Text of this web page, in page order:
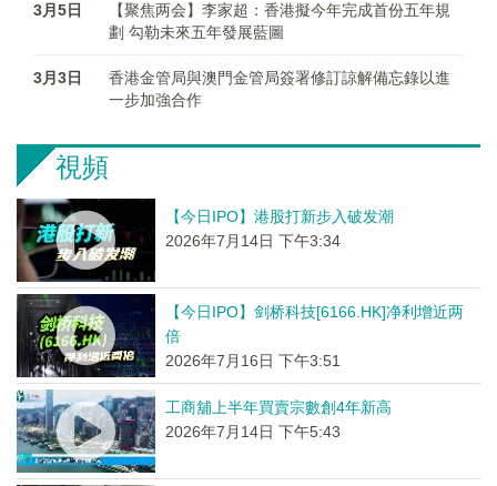
3月5日
【聚焦两会】李家超：香港擬今年完成首份五年規
劃 勾勒未來五年發展藍圖
3月3日
香港金管局與澳門金管局簽署修訂諒解備忘錄以進
一步加強合作
視頻
【今日IPO】港股打新步入破发潮
2026年7月14日 下午3:34
【今日IPO】剑桥科技[6166.HK]净利增近两
倍
2026年7月16日 下午3:51
工商舖上半年買賣宗數創4年新高
2026年7月14日 下午5:43